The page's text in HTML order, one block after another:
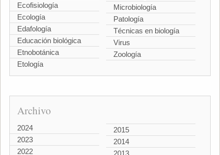
Ecofisiología
Ecología
Edafología
Educación biológica
Etnobotánica
Etología
Microbiología
Patología
Técnicas en biología
Virus
Zoología
Archivo
2024
2023
2022
2015
2014
2013